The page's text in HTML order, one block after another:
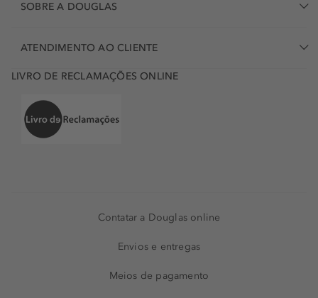
SOBRE A DOUGLAS
ATENDIMENTO AO CLIENTE
LIVRO DE RECLAMAÇÕES ONLINE
Contatar a Douglas online
Envios e entregas
Meios de pagamento